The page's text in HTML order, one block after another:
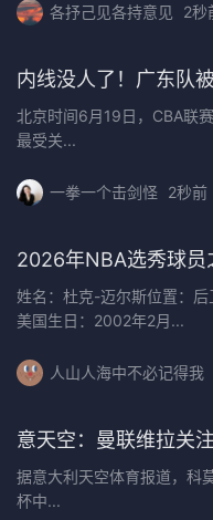
各抒己见各持意见 2秒
内线没人了！广东队
北京时间6月19日，CBA联
最受关...
一拳一个击剑怪 2秒前
2026年NBA选秀球员
姓名：杜克-迈尔斯位置：
美国生日：2002年2月...
人山人海中不必记得我
意天空：曼联维拉关
据意大利天空体育报道，科
杯中...